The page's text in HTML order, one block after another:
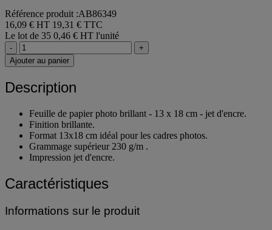
Référence produit :AB86349
16,09 € HT 19,31 € TTC
Le lot de 35 0,46 € HT l'unité
-
+
Ajouter au panier
Description
Feuille de papier photo brillant - 13 x 18 cm - jet d'encre.
Finition brillante.
Format 13x18 cm idéal pour les cadres photos.
Grammage supérieur 230 g/m .
Impression jet d'encre.
Caractéristiques
Informations sur le produit